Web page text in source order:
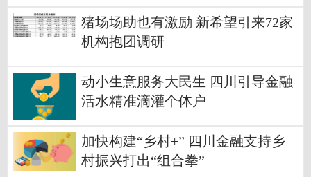
猪场场助也有激励 新希望引来72家
机构抱团调研
动小生意服务大民生 四川引导金融
活水精准滴灌个体户
加快构建“乡村+” 四川金融支持乡
村振兴打出“组合拳”